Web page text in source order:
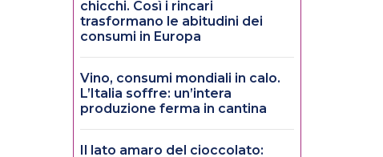
chicchi. Così i rincari
trasformano le abitudini dei
consumi in Europa
Vino, consumi mondiali in calo.
L’Italia soffre: un’intera
produzione ferma in cantina
Il lato amaro del cioccolato: